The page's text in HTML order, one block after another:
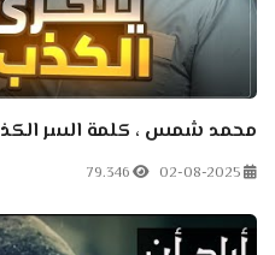
محمد شمس ، كلمة السر
02-08-2025
79.346